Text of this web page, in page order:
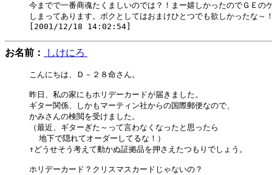
今までで一番商魂たくましいのでは？！まー嬉しかったのでＧＥの
しまってあります。ボクとしてはおまけひとつでも欲しかったな～
お名前： しけにろ
こんにちは、Ｄ－２８命さん。
昨日、私の家にもホリデーカードが届きました。
ギター関係、しかもマーティン社からの国際郵便なので、
かみさんの検閲を受けました。
（最近、ギターぎた～って言わなくなったと思ったら
  地下で隠れてオーダーしてるな！）
↑どうせそう考えて動かぬ証拠品を押さえたつもりでしょう。
ホリデーカード？クリスマスカードじゃないの？